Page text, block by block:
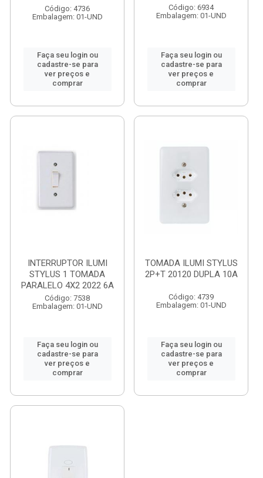
Código: 4736
Embalagem: 01-UND
Faça seu login ou
cadastre-se para
ver preços e
comprar
Código: 6934
Embalagem: 01-UND
Faça seu login ou
cadastre-se para
ver preços e
comprar
INTERRUPTOR ILUMI
STYLUS 1 TOMADA
PARALELO 4X2 2022 6A
Código: 7538
Embalagem: 01-UND
Faça seu login ou
cadastre-se para
ver preços e
comprar
TOMADA ILUMI STYLUS
2P+T 20120 DUPLA 10A
Código: 4739
Embalagem: 01-UND
Faça seu login ou
cadastre-se para
ver preços e
comprar